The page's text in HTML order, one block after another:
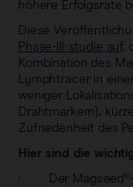
höhere Erfolgsrate
Diese
Phase-III-studie auf,
Kombination des
Lymphtracer in
weniger
Drahtmarkern),
Zufriedenheit des
Hier sind die
· Der Magseed®-